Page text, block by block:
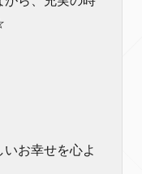
お幸せを心よ